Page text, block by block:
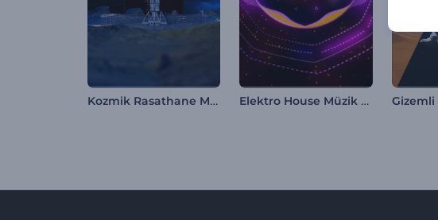
Kozmik Rasathane Müzik Görselleştirici Elektro House Müzik Görselleştirici